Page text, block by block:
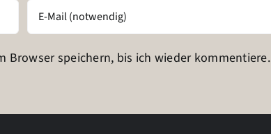
Browser speichern, bis ich wieder kommentiere.